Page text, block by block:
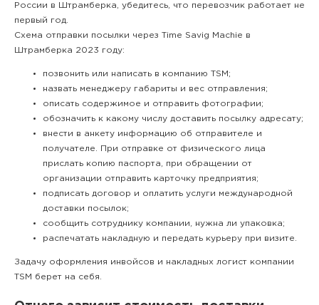
России в Штрамберка, убедитесь, что перевозчик работает не
первый год.
Схема отправки посылки через Time Savig Machie в
Штрамберка 2023 году:
позвонить или написать в компанию TSM;
назвать менеджеру габариты и вес отправления;
описать содержимое и отправить фотографии;
обозначить к какому числу доставить посылку адресату;
внести в анкету информацию об отправителе и
получателе. При отправке от физического лица
прислать копию паспорта, при обращении от
организации отправить карточку предприятия;
подписать договор и оплатить услуги международной
доставки посылок;
сообщить сотруднику компании, нужна ли упаковка;
распечатать накладную и передать курьеру при визите.
Задачу оформления инвойсов и накладных логист компании
TSM берет на себя.